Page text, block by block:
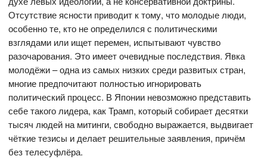
Отсутствие ясности приводит к тому, что молодые люди,
особенно те, кто не определился с политическими
взглядами или ищет перемен, испытывают чувство
разочарования. Это имеет очевидные последствия. Явка
молодёжи – одна из самых низких среди развитых стран,
многие предпочитают полностью игнорировать
политический процесс. В Японии невозможно представить
себе такого лидера, как Трамп, который собирает десятки
тысяч людей на митинги, свободно выражается, выдвигает
чёткие тезисы и делает решительные заявления, причём
без телесуфлёра.